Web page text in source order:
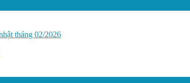
tháng 02/2026